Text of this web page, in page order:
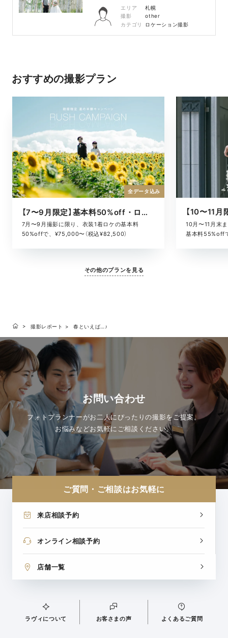
エリア
札幌
撮影
other
カテゴリ
ロケーション撮影
おすすめの撮影プラン
【7〜9月限定】基本料50%off・ロケキャンペーン
7月〜9月撮影に限り、衣装1着ロケの基本料
50%offで、¥75,000〜（税込¥82,500）
全データ込み
10月〜11月末
基本料55%off
その他のプランを見る
撮影レポート 春といえば…♪
お問い合わせ
フォトプランナーがお二人にぴったりの撮影をご提案。
お悩みなどお気軽にご相談ください。
ご質問・ご相談はお気軽に
来店相談予約
オンライン相談予約
店舗一覧
ラヴィについて お客さまの声 よくあるご質問